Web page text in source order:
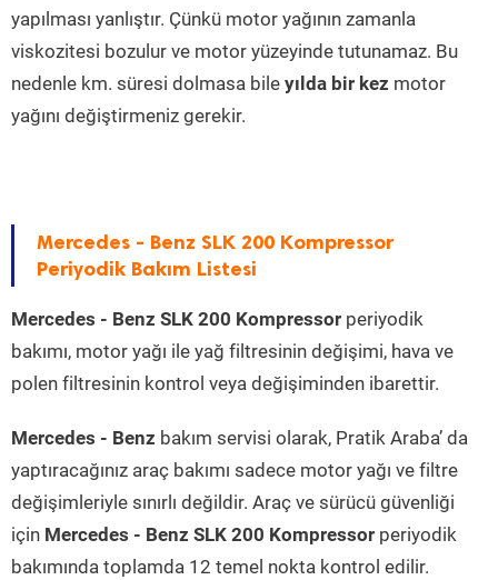
yapılması yanlıştır. Çünkü motor yağının zamanla
viskozitesi bozulur ve motor yüzeyinde tutunamaz. Bu
nedenle km. süresi dolmasa bile yılda bir kez motor
yağını değiştirmeniz gerekir.
Mercedes - Benz SLK 200 Kompressor
Periyodik Bakım Listesi
Mercedes - Benz SLK 200 Kompressor periyodik
bakımı, motor yağı ile yağ filtresinin değişimi, hava ve
polen filtresinin kontrol veya değişiminden ibarettir.
Mercedes - Benz bakım servisi olarak, Pratik Araba’ da
yaptıracağınız araç bakımı sadece motor yağı ve filtre
değişimleriyle sınırlı değildir. Araç ve sürücü güvenliği
için Mercedes - Benz SLK 200 Kompressor periyodik
bakımında toplamda 12 temel nokta kontrol edilir.